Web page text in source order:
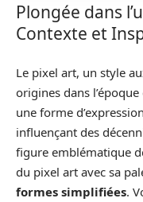
Plongée dans
Contexte et
Le pixel art, un style
origines dans
une forme
influençant des
figure emblématique
du pixel art avec sa
formes simplifiées.